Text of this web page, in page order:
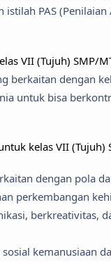
PAS
VII (Tujuh) SMP/
berkaitan dengan
untuk bisa
kelas VII (Tujuh)
dengan pola
perkembangan
berkreativitas,
kemanusiaan